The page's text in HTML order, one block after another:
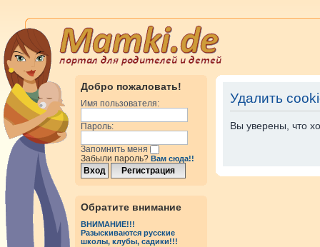
Добро пожаловать!
Имя пользователя:
Пароль:
Запомнить меня
Забыли пароль? Вам сюда!!
Обратите внимание
ВНИМАНИЕ!!!
Разыскиваются русские
школы, клубы, садики!!!
Удалить
Вы уверены, что